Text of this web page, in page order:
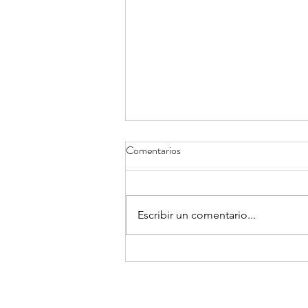
De Franklin D. Roosevelt a
Comentarios
Escribir un comentario...